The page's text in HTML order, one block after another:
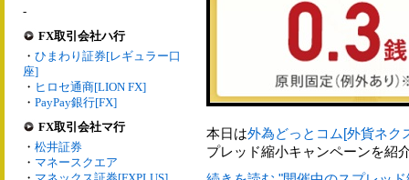
-
FX取引会社ハ行
・ ひまわり証券[レギュラー口
座]
・ ヒロセ通商[LION FX]
・ PayPay銀行[FX]
FX取引会社マ行
・ 松井証券
・ マネースクエア
本日は外為どっとコム[外貨ネク
プレッド縮小キャンペーンを紹